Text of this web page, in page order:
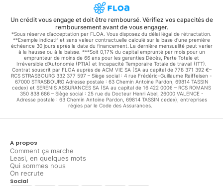
Un crédit vous engage et doit être remboursé. Vérifiez vos capacités de
remboursement avant de vous engager.
*Sous réserve d’acceptation par FLOA. Vous disposez du délai légal de rétractation.
**Exemple indicatif et sans valeur contractuelle calculé sur la base d'une première
échéance 30 jours après la date du financement. La dernière mensualité peut varier
à la hausse ou à la baisse. ***Soit 0,17% du capital emprunté par mois pour un
emprunteur de moins de 66 ans pour les garanties Décès, Perte Totale et
Irréversible d'Autonomie (PTIA) et Incapacité Temporaire Totale de travail (ITT).
Contrat souscrit par FLOA auprès de ACM VIE SA (SA au capital de 778 371 392 €–
RCS STRASBOURG 332 377 597 – Siège social : 4 rue Frédéric-Guillaume Raiffeisen -
67000 STRASBOURG Adresse postale : 63 Chemin Antoine Pardon, 69814 TASSIN
cedex) et SERENIS ASSURANCES SA (SA au capital de 16 422 000€ – RCS ROMANS
350 838 686 – Siège social : 25 rue du Docteur Henri Abel, 26000 VALENCE -
Adresse postale : 63 Chemin Antoine Pardon, 69814 TASSIN cedex), entreprises
régies par le Code des Assurances.
A propos
Comment ça marche
Leasi, en quelques mots
Qui sommes nous
On recrute
Social